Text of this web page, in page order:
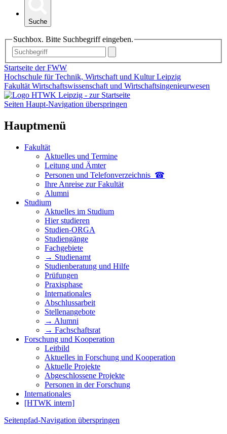
Suche
Suchbox. Bitte Suchbegriff eingeben.
Startseite der FWW
Hochschule für Technik, Wirtschaft und Kultur Leipzig
Fakultät Wirtschaftswissenschaft und Wirtschaftsingenieurwesen
Seiten Haupt-Navigation überspringen
Hauptmenü
Fakultät
Aktuelles und Termine
Leitung und Ämter
Personen und Telefon­verzeichnis ☎
Ihre Anreise zur Fakultät
Alumni
Studium
Aktuelles im Studium
Hier studieren
Studien-ORGA
Studiengänge
Fachgebiete
→ Studienamt
Studienberatung und Hilfe
Prüfungen
Praxisphase
Internationales
Abschlussarbeit
Stellenangebote
→ Alumni
→ Fachschaftsrat
Forschung und Kooperation
Leitbild
Aktuelles in Forschung und Kooperation
Aktuelle Projekte
Abgeschlossene Projekte
Personen in der Forschung
Internationales
[HTWK intern]
Seitenpfad-Navigation überspringen